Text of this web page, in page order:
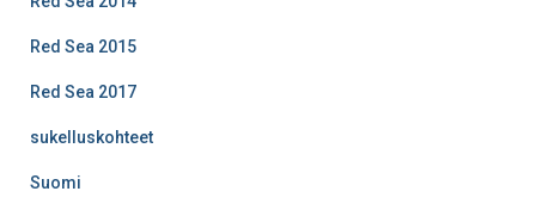
Red Sea 2015
Red Sea 2017
sukelluskohteet
Suomi